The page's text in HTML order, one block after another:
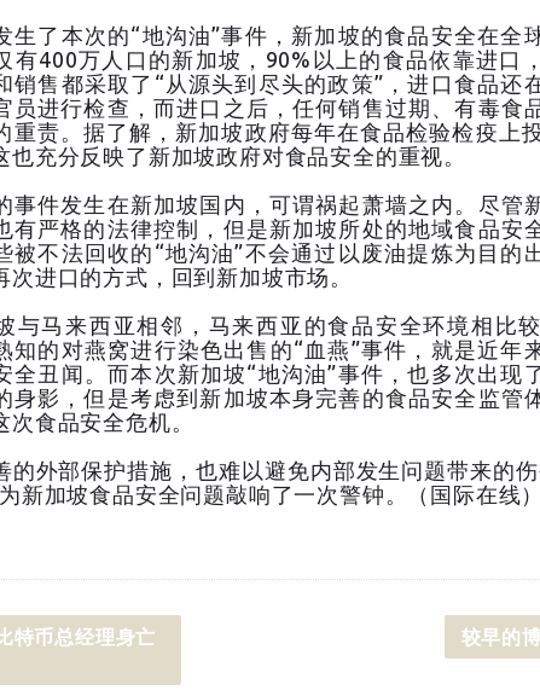
了本次的“地沟油”事件，新加坡的食品安全在全
有400万人口的新加坡，90%以上的食品依靠进口
销售都采取了“从源头到尽头的政策”，进口食品还
员进行检查，而进口之后，任何销售过期、有毒食
重责。据了解，新加坡政府每年在食品检验检疫上
也充分反映了新加坡政府对食品安全的重视。
件发生在新加坡国内，可谓祸起萧墙之内。尽管
有严格的法律控制，但是新加坡所处的地域食品安
被不法回收的“地沟油”不会通过以废油提炼为目的
次进口的方式，回到新加坡市场。
马来西亚相邻，马来西亚的食品安全环境相比较
知的对燕窝进行染色出售的“血燕”事件，就是近年
全丑闻。而本次新加坡“地沟油”事件，也多次出现
身影，但是考虑到新加坡本身完善的食品安全监管
次食品安全危机。
部保护措施，也难以避免内部发生问题带来的伤
新加坡食品安全问题敲响了一次警钟。（国际在线）
特币总经理身亡
较早的